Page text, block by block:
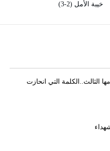
خيبة الأمل (2-3)
الثالث..الكلمة التي انحازت